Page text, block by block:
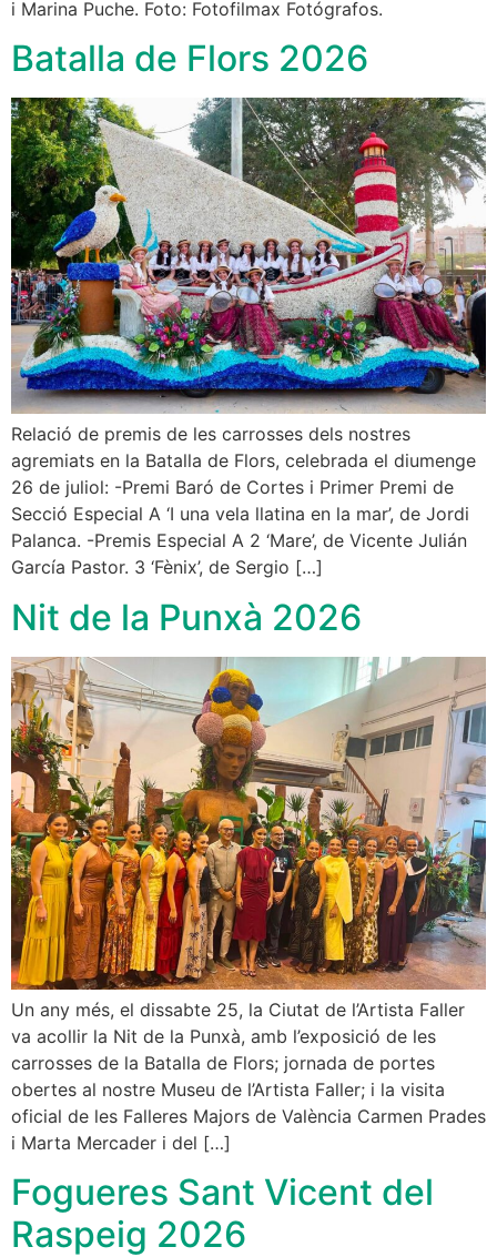
i Marina Puche. Foto: Fotofilmax Fotógrafos.
Batalla de Flors 2026
Relació de premis de les carrosses dels nostres
agremiats en la Batalla de Flors, celebrada el diumenge
26 de juliol: -Premi Baró de Cortes i Primer Premi de
Secció Especial A ‘I una vela llatina en la mar’, de Jordi
Palanca. -Premis Especial A 2 ‘Mare’, de Vicente Julián
García Pastor. 3 ‘Fènix’, de Sergio […]
Nit de la Punxà 2026
Un any més, el dissabte 25, la Ciutat de l’Artista Faller
va acollir la Nit de la Punxà, amb l’exposició de les
carrosses de la Batalla de Flors; jornada de portes
obertes al nostre Museu de l’Artista Faller; i la visita
oficial de les Falleres Majors de València Carmen Prades
i Marta Mercader i del […]
Fogueres Sant Vicent del
Raspeig 2026